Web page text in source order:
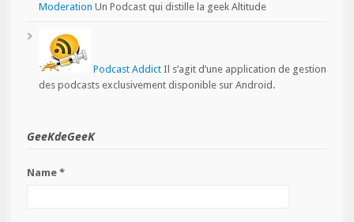
Moderation Un Podcast qui distille la geek Altitude
Podcast Addict Il s’agit d’une application de gestion
des podcasts exclusivement disponible sur Android.
GeeKdeGeeK
Name *